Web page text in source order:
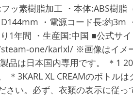
ッ素樹脂加工 ・本体:ABS樹
・電源コード長:約3m
1年間 ・生産国:中国 ■公式サイ
one/karlxl/ ※画像はイメ
品は日本国内専用です。 ＊1
＊3KARL XL CREAMのボトル
さい。必ず、衣類の表示に従